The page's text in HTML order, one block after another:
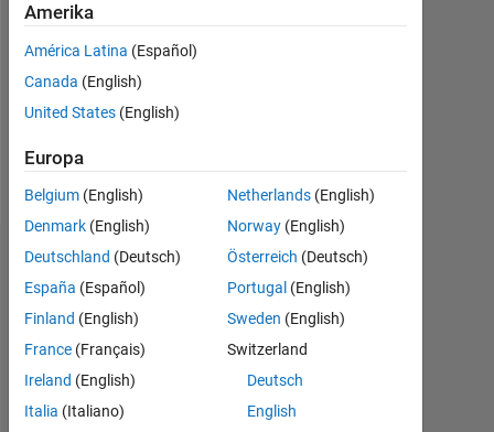
Followers:
Following:
Follow
Dashboard
Statistik
MATLAB Answers
-2-1 2
3
Amerika
América Latina (Español)
Canada (English)
United States (English)
Europa
Belgium (English)
Denmark (English)
Deutschland (Deutsch)
España (Español)
Finland (English)
France (Français)
Ireland (English)
Italia (Italiano)
Netherlands (English)
Norway (English)
Österreich (Deutsch)
Portugal (English)
Sweden (English)
Switzerland
Deutsch
English